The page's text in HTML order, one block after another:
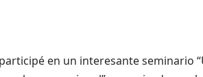
en un interesante seminario